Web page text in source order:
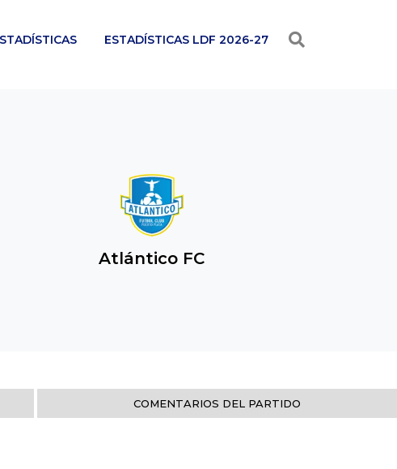
ESTADÍSTICAS LDF 2026-27
Atlántico FC
COMENTARIOS DEL PARTIDO